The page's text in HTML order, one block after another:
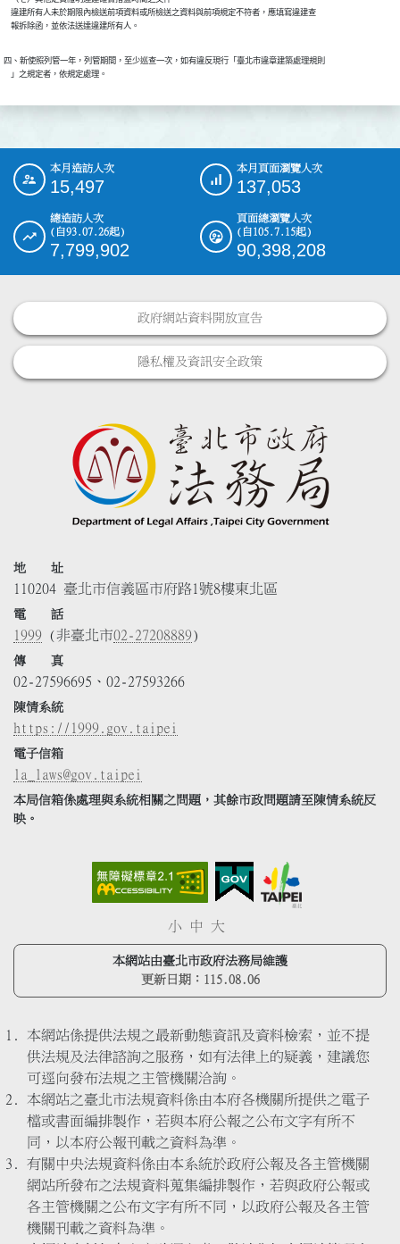
    違建所有人未於期限內檢送前項資料或所檢送之資料與前項規定不符者，應填寫違建查
    報拆除函，並依法送達違建所有人。
四、新使照列管一年，列管期間，至少巡查一次，如有違反現行「臺北市違章建築處理規則
    」之規定者，依規定處理。
::: 本月造訪人次
15,497
本月頁面瀏覽人次
137,053
總造訪人次
(自93.07.26起)
7,799,902
頁面總瀏覽人次
(自105.7.15起)
90,398,208
政府網站資料開放宣告
隱私權及資訊安全政策
地 址
110204 臺北市信義區市府路1號8樓東北區
電 話
1999 (非臺北市02-27208889)
傳 真
02-27596695、02-27593266
陳情系統
https://1999.gov.taipei
電子信箱
la_laws@gov.taipei
本局信箱係處理與系統相關之問題，其餘市政問題請至陳情系統反
映。
小 中 大
本網站由臺北市政府法務局維護
更新日期： 115.08.06
本網站係提供法規之最新動態資訊及資料檢索，並不提
供法規及法律諮詢之服務，如有法律上的疑義，建議您
可逕向發布法規之主管機關洽詢。
本網站之臺北市法規資料係由本府各機關所提供之電子
檔或書面編排製作，若與本府公報之公布文字有所不
同，以本府公報刊載之資料為準。
有關中央法規資料係由本系統於政府公報及各主管機關
網站所發布之法規資料蒐集編排製作，若與政府公報或
各主管機關之公布文字有所不同，以政府公報及各主管
機關刊載之資料為準。